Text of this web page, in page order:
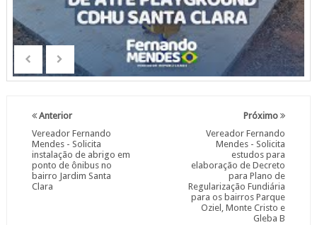
Próximo
Vereador Fernando
Mendes - Solicita
estudos para
elaboração de Decreto
para Plano de
Regularização Fundiária
para os bairros Parque
Oziel, Monte Cristo e
Gleba B
Anterior
Vereador Fernando
Mendes - Solicita
instalação de abrigo em
ponto de ônibus no
bairro Jardim Santa
Clara